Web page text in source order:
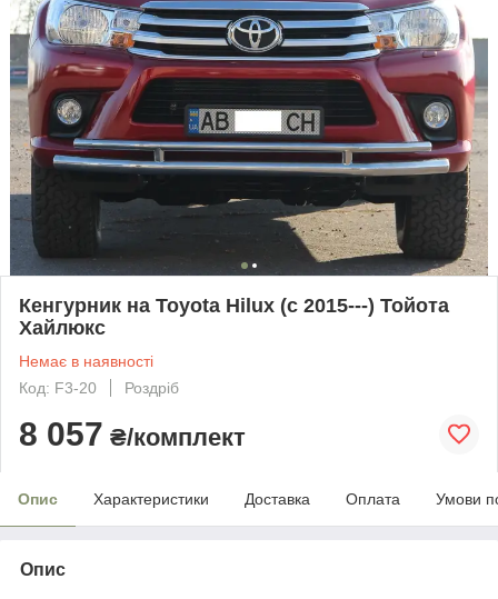
Кенгурник на Toyota Hilux (c 2015---) Тойота
Хайлюкс
Немає в наявності
Код: F3-20
Роздріб
8 057 ₴/комплект
Опис Характеристики Доставка Оплата Умови
Опис